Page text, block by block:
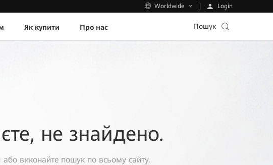
Worldwide Login
Як купити Про нас Пошук
не знайдено.
виконайте пошук по всьому сайту.